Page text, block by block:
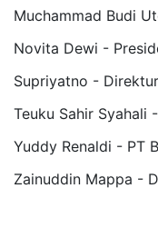
Muchammad Budi
Novita Dewi -
Supriyatno -
Teuku Sahir Syahali
Yuddy Renaldi - PT
Zainuddin Mappa -